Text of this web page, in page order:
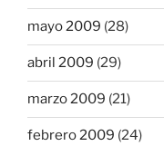
mayo 2009 (28)
abril 2009 (29)
marzo 2009 (21)
febrero 2009 (24)